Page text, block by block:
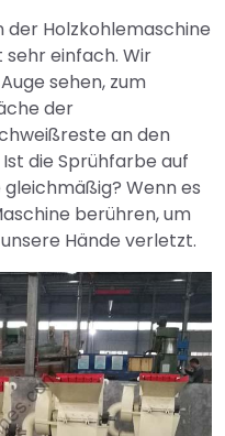
der Holzkohlemaschine
einfach. Wir
sehen, zum
der
an den
die Sprühfarbe auf
Wenn es
berühren, um
Hände verletzt.